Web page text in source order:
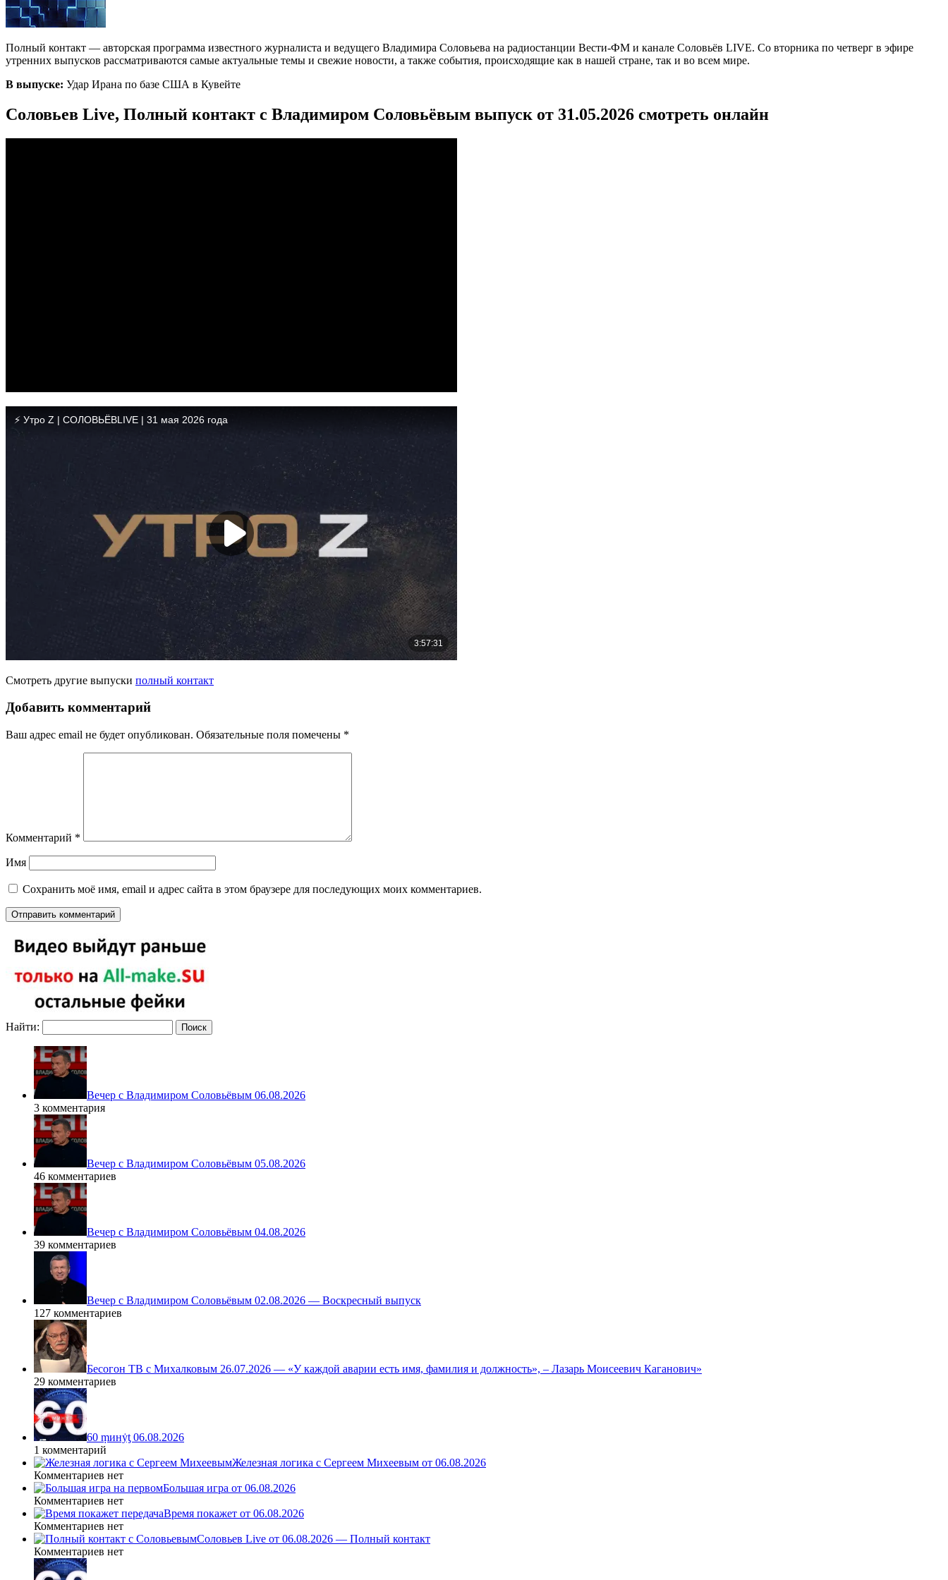
Полный контакт — авторская программа известного журналиста и ведущего Владимира Соловьева на радиостанции Вести-ФМ и канале Соловьёв LIVE. Со вторника по четверг в эфире
утренних выпусков рассматриваются самые актуальные темы и свежие новости, а также события, происходящие как в нашей стране, так и во всем мире.
В выпуске: Удар Ирана по базе США в Кувейте
Соловьев Live, Полный контакт с Владимиром Соловьёвым выпуск от 31.05.2026 смотреть онлайн
Смотреть другие выпуски полный контакт
Добавить комментарий
Ваш адрес email не будет опубликован. Обязательные поля помечены *
Комментарий *
Имя
Сохранить моё имя, email и адрес сайта в этом браузере для последующих моих комментариев.
Найти:
Вечер с Владимиром Соловьёвым 06.08.2026
3 комментария
Вечер с Владимиром Соловьёвым 05.08.2026
46 комментариев
Вечер с Владимиром Соловьёвым 04.08.2026
39 комментариев
Вечер с Владимиром Соловьёвым 02.08.2026 — Воскресный выпуск
127 комментариев
Бесогон ТВ с Михалковым 26.07.2026 — «У каждой аварии есть имя, фамилия и должность», – Лазарь Моисеевич Каганович»
29 комментариев
60 ṃинẏƫ 06.08.2026
1 комментарий
Железная логика с Сергеем Михеевым от 06.08.2026
Комментариев нет
Большая игра от 06.08.2026
Комментариев нет
Время покажет от 06.08.2026
Комментариев нет
Соловьев Live от 06.08.2026 — Полный контакт
Комментариев нет